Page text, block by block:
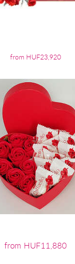
from HUF23,920
from HUF11,880